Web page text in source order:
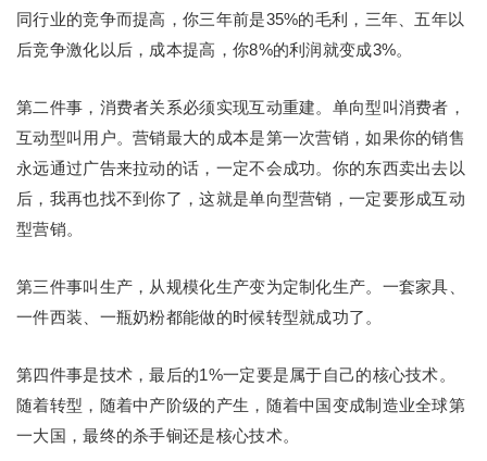
同行业的竞争而提高，你三年前是35%的毛利，三年、五年以
后竞争激化以后，成本提高，你8%的利润就变成3%。
第二件事，消费者关系必须实现互动重建。单向型叫消费者，
互动型叫用户。营销最大的成本是第一次营销，如果你的销售
永远通过广告来拉动的话，一定不会成功。你的东西卖出去以
后，我再也找不到你了，这就是单向型营销，一定要形成互动
型营销。
第三件事叫生产，从规模化生产变为定制化生产。一套家具、
一件西装、一瓶奶粉都能做的时候转型就成功了。
第四件事是技术，最后的1%一定要是属于自己的核心技术。
随着转型，随着中产阶级的产生，随着中国变成制造业全球第
一大国，最终的杀手锏还是核心技术。